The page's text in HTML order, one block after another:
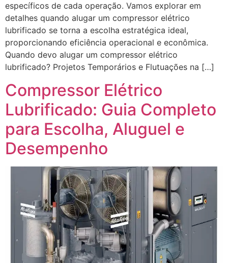
específicos de cada operação. Vamos explorar em
detalhes quando alugar um compressor elétrico
lubrificado se torna a escolha estratégica ideal,
proporcionando eficiência operacional e econômica.
Quando devo alugar um compressor elétrico
lubrificado? Projetos Temporários e Flutuações na […]
Compressor Elétrico
Lubrificado: Guia Completo
para Escolha, Aluguel e
Desempenho